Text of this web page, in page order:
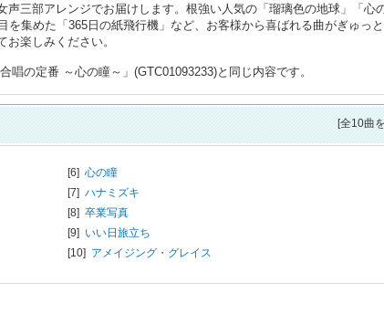
三部アレンジでお届けします。根強い人気の「瑠璃色の地球」「心
を集めた「365日の紙飛行機」など、お客様から喜ばれる曲がぎゅっ
楽しみください。
の定番 ～心の瞳～」(GTC01093233)と同じ内容です。
[全10曲
[6] 心の瞳
[7] ハナミズキ
[8] 卒業写真
[9] いい日旅立ち
[10] アメイジング・グレイス